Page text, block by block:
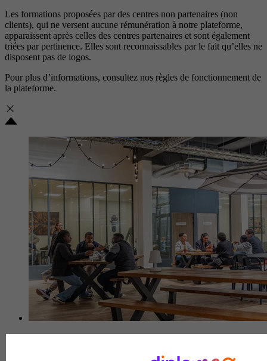
Les formations proposées par des centres non partenaires (non
clients), qui ne versent aucune rémunération à notre plateforme,
apparaissent après celles des centres partenaires et sont également
triées par pertinence. Elles sont reconnaissables par le fait qu’elles ne
disposent pas de logos.
Pour plus d’informations, consultez nos règles de fonctionnement de
la plateforme.